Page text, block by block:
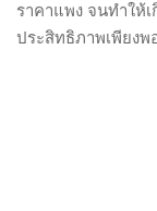
ราคาแพง จนทำให้
ประสิทธิภาพเพียง